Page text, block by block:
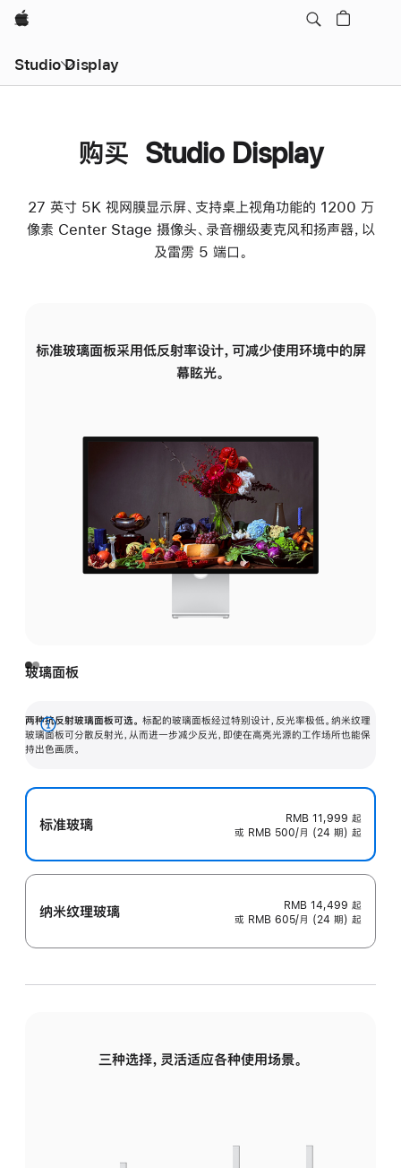
Apple
Studio Display
购买 Studio Display
27 英寸 5K 视网膜显示屏、支持桌上视角功能的 1200 万
像素 Center Stage 摄像头、录音棚级麦克风和扬声器，以
及雷雳 5 端口。
标准玻璃面板采用低反射率设计，可减少使用环境中的屏
幕眩光。
玻璃面板
两种抗反射玻璃面板可选。 标配的玻璃面板经过特别设计，反光率极低。纳米纹理
玻璃面板可分散反射光，从而进一步减少反光，即使在高亮光源的工作场所也能保
持出色画质。
展
开
标准玻璃 RMB 11,999 起
或 RMB 500/月 (24 期) 起
纳米纹理玻璃 RMB 14,499 起
或 RMB 605/月 (24 期) 起
三种选择，灵活适应各种使用场景。